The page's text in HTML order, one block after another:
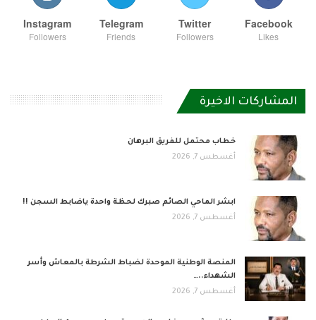
Facebook
Likes
Twitter
Followers
Telegram
Friends
Instagram
Followers
المشاركات الاخيرة
خطاب محتمل للفريق البرهان
أغسطس 7, 2026
ابشر الماحي الصائم صبرك لحظة واحدة ياضابط السجن !!
أغسطس 7, 2026
المنصة الوطنية الموحدة لضباط الشرطة بالمعاش وأسر
الشهداء..…
أغسطس 7, 2026